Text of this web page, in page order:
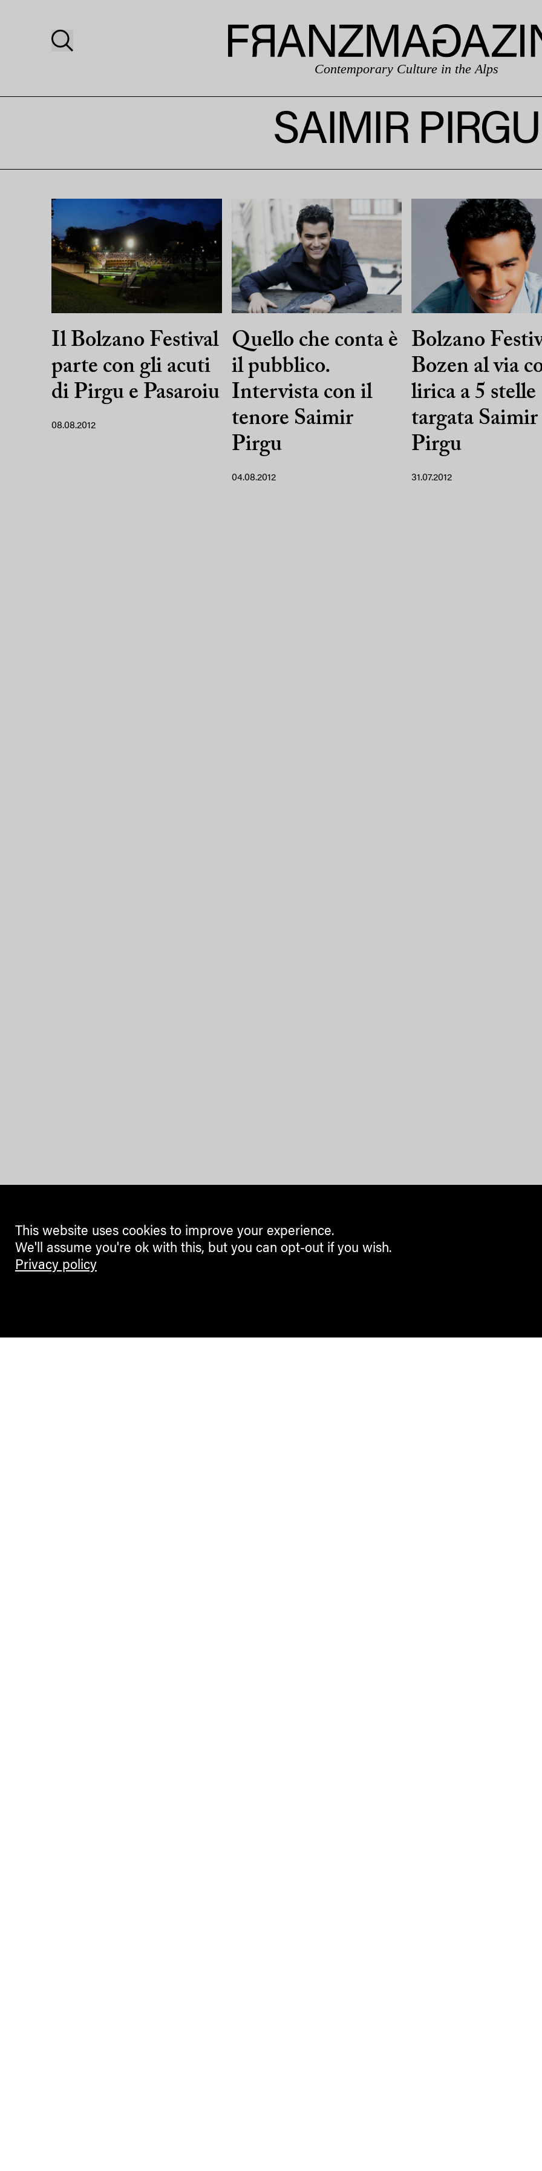
Contemporary Culture in the Alps
SAIMIR PIRGU
Il Bolzano Festival
parte con gli acuti
di Pirgu e Pasaroiu
08.08.2012
Quello che conta è
il pubblico.
Intervista con il
tenore Saimir
Pirgu
04.08.2012
Bolzano
Bozen al via
lirica a 5 stelle
targata Saimir
Pirgu
31.07.2012
This website uses cookies to improve your experience.
We'll assume you're ok with this, but you can opt-out if you wish.
Privacy policy